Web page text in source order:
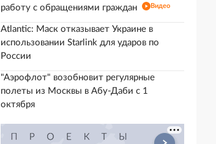
работу с обращениями граждан
Видео
Atlantic: Маск отказывает Украине в
использовании Starlink для ударов по
России
"Аэрофлот" возобновит регулярные
полеты из Москвы в Абу-Даби с 1
октября